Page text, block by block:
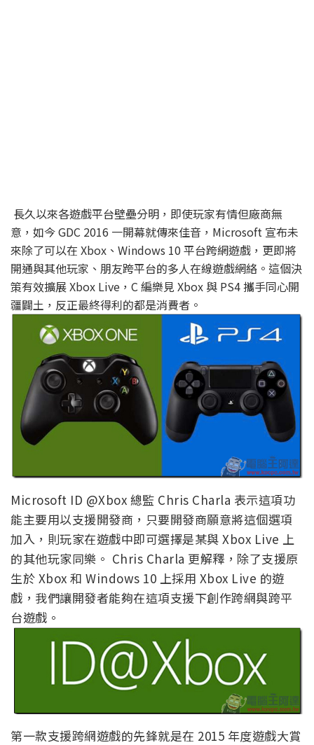
長久以來各遊戲平台壁壘分明，即使玩家有情但廠商無
意，如今 GDC 2016 一開幕就傳來佳音，Microsoft 宣布未
來除了可以在 Xbox、Windows 10 平台跨網遊戲，更即將
開通與其他玩家、朋友跨平台的多人在線遊戲網絡。這個決
策有效擴展 Xbox Live，C 編樂見 Xbox 與 PS4 攜手同心開
疆闢土，反正最終得利的都是消費者。
Microsoft ID @Xbox 總監 Chris Charla 表示這項功
能主要用以支援開發商，只要開發商願意將這個選項
加入，則玩家在遊戲中即可選擇是某與 Xbox Live 上
的其他玩家同樂。 Chris Charla 更解釋，除了支援原
生於 Xbox 和 Windows 10 上採用 Xbox Live 的遊
戲，我們讓開發者能夠在這項支援下創作跨網與跨平
台遊戲。
第一款支援跨網遊戲的先鋒就是在 2015 年度遊戲大賞